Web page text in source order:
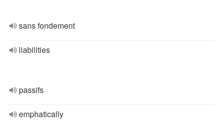
sans fondement
liabilities
passifs
emphatically